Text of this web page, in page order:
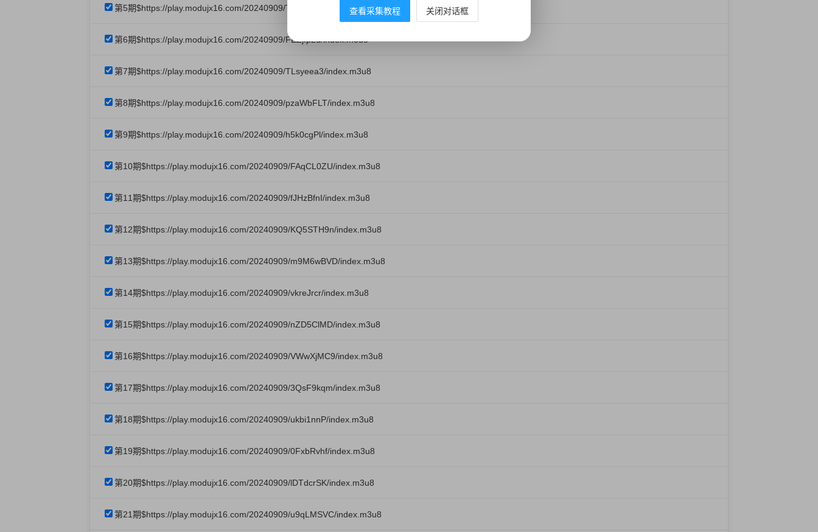
第5期$https://play.modujx16.com/20240909/To8ZmhyQ/index.m3u8
第6期$https://play.modujx16.com/20240909/FEZjIp2d/index.m3u8
第7期$https://play.modujx16.com/20240909/TLsyeea3/index.m3u8
第8期$https://play.modujx16.com/20240909/pzaWbFLT/index.m3u8
第9期$https://play.modujx16.com/20240909/h5k0cgPl/index.m3u8
第10期$https://play.modujx16.com/20240909/FAqCL0ZU/index.m3u8
第11期$https://play.modujx16.com/20240909/fJHzBfnI/index.m3u8
第12期$https://play.modujx16.com/20240909/KQ5STH9n/index.m3u8
第13期$https://play.modujx16.com/20240909/m9M6wBVD/index.m3u8
第14期$https://play.modujx16.com/20240909/vkreJrcr/index.m3u8
第15期$https://play.modujx16.com/20240909/nZD5ClMD/index.m3u8
第16期$https://play.modujx16.com/20240909/VWwXjMC9/index.m3u8
第17期$https://play.modujx16.com/20240909/3QsF9kqm/index.m3u8
第18期$https://play.modujx16.com/20240909/ukbi1nnP/index.m3u8
第19期$https://play.modujx16.com/20240909/0FxbRvhf/index.m3u8
第20期$https://play.modujx16.com/20240909/lDTdcrSK/index.m3u8
第21期$https://play.modujx16.com/20240909/u9qLMSVC/index.m3u8
查看采集教程 关闭对话框